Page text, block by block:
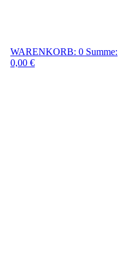
WARENKORB: 0 Summe:
0,00 €